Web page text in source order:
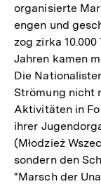
organisierte
engen und
zog zirka
Jahren kamen
Die
Strömung nicht
Aktivitäten in
ihrer
(Młodzież
sondern den
"Marsch der